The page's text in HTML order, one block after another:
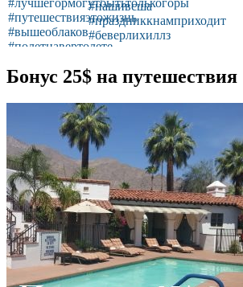
Бонус 25$ на путешествия